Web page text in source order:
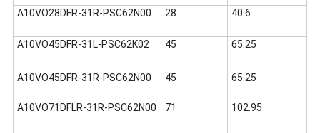
A10VO28DFR-31R-PSC62N00
28 40.6
A10VO45DFR-31L-PSC62K02 45 65.25
A10VO45DFR-31R-PSC62N00 45 65.25
A10VO71DFLR-31R-PSC62N00 71 102.95